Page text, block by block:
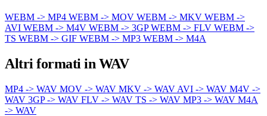
WEBM -> MP4 WEBM -> MOV WEBM -> MKV WEBM ->
AVI WEBM -> M4V WEBM -> 3GPWEBM -> FLV WEBM ->
TS WEBM -> GIF WEBM -> MP3 WEBM -> M4A
Altri formati in WAV
MP4 -> WAV MOV -> WAV MKV -> WAV AVI -> WAV M4V ->
WAV 3GP -> WAV FLV -> WAV TS -> WAV MP3 -> WAV M4A
-> WAV